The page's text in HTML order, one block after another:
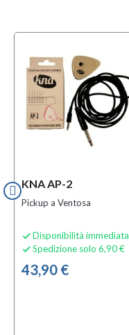
KNA AP-2
Pickup a Ventosa
 Disponibilità immediata
 Spedizione solo 6,90 €
43,90 €